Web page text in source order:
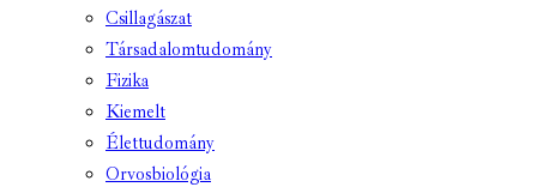
Csillagászat
Társadalomtudomány
Fizika
Kiemelt
Élettudomány
Orvosbiológia